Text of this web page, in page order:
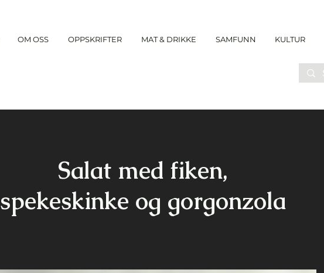
OM OSS OPPSKRIFTER MAT & DRIKKE SAMFUNN KULTUR
Salat med fiken,
spekeskinke og gorgonzola